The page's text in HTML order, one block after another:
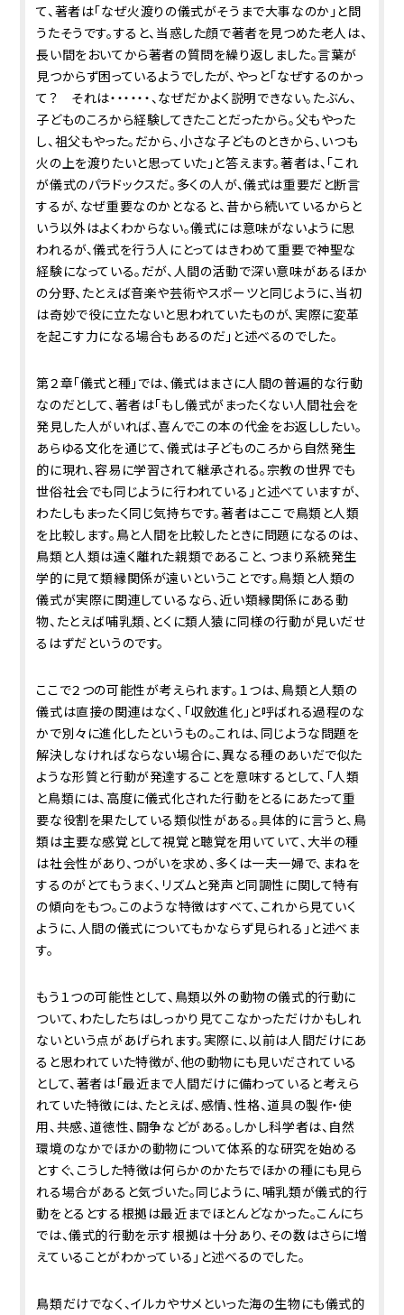
て、著者は「なぜ火渡りの儀式がそうまで大事なのか」と問
うたそうです。すると、当惑した顔で著者を見つめた老人は、
長い間をおいてから著者の質問を繰り返しました。言葉が
見つからず困っているようでしたが、やっと「なぜするのかっ
て？ それは・・・・・・、なぜだかよく説明できない。たぶん、
子どものころから経験してきたことだったから。父もやった
し、祖父もやった。だから、小さな子どものときから、いつも
火の上を渡りたいと思っていた」と答えます。著者は、「これ
が儀式のパラドックスだ。多くの人が、儀式は重要だと断言
するが、なぜ重要なのかとなると、昔から続いているからと
いう以外はよくわからない。儀式には意味がないように思
われるが、儀式を行う人にとってはきわめて重要で神聖な
経験になっている。だが、人間の活動で深い意味があるほか
の分野、たとえば音楽や芸術やスポーツと同じように、当初
は奇妙で役に立たないと思われていたものが、実際に変革
を起こす力になる場合もあるのだ」と述べるのでした。
第２章「儀式と種」では、儀式はまさに人間の普遍的な行動
なのだとして、著者は「もし儀式がまったくない人間社会を
発見した人がいれば、喜んでこの本の代金をお返ししたい。
あらゆる文化を通じて、儀式は子どものころから自然発生
的に現れ、容易に学習されて継承される。宗教の世界でも
世俗社会でも同じように行われている」と述べていますが、
わたしもまったく同じ気持ちです。著者はここで鳥類と人類
を比較します。鳥と人間を比較したときに問題になるのは、
鳥類と人類は遠く離れた親類であること、つまり系統発生
学的に見て類縁関係が遠いということです。鳥類と人類の
儀式が実際に関連しているなら、近い類縁関係にある動
物、たとえば哺乳類、とくに類人猿に同様の行動が見いだせ
るはずだというのです。
ここで２つの可能性が考えられます。１つは、鳥類と人類の
儀式は直接の関連はなく、「収斂進化」と呼ばれる過程のな
かで別々に進化したというもの。これは、同じような問題を
解決しなければならない場合に、異なる種のあいだで似た
ような形質と行動が発達することを意味するとして、「人類
と鳥類には、高度に儀式化された行動をとるにあたって重
要な役割を果たしている類似性がある。具体的に言うと、鳥
類は主要な感覚として視覚と聴覚を用いていて、大半の種
は社会性があり、つがいを求め、多くは一夫一婦で、まねを
するのがとてもうまく、リズムと発声と同調性に関して特有
の傾向をもつ。このような特徴はすべて、これから見ていく
ように、人間の儀式についてもかならず見られる」と述べま
す。
もう１つの可能性として、鳥類以外の動物の儀式的行動に
ついて、わたしたちはしっかり見てこなかっただけかもしれ
ないという点があげられます。実際に、以前は人間だけにあ
ると思われていた特徴が、他の動物にも見いだされている
として、著者は「最近まで人間だけに備わっていると考えら
れていた特徴には、たとえば、感情、性格、道具の製作・使
用、共感、道徳性、闘争などがある。しかし科学者は、自然
環境のなかでほかの動物について体系的な研究を始める
とすぐ、こうした特徴は何らかのかたちでほかの種にも見ら
れる場合があると気づいた。同じように、哺乳類が儀式的行
動をとるとする根拠は最近までほとんどなかった。こんにち
では、儀式的行動を示す根拠は十分あり、その数はさらに増
えていることがわかっている」と述べるのでした。
鳥類だけでなく、イルカやサメといった海の生物にも儀式的